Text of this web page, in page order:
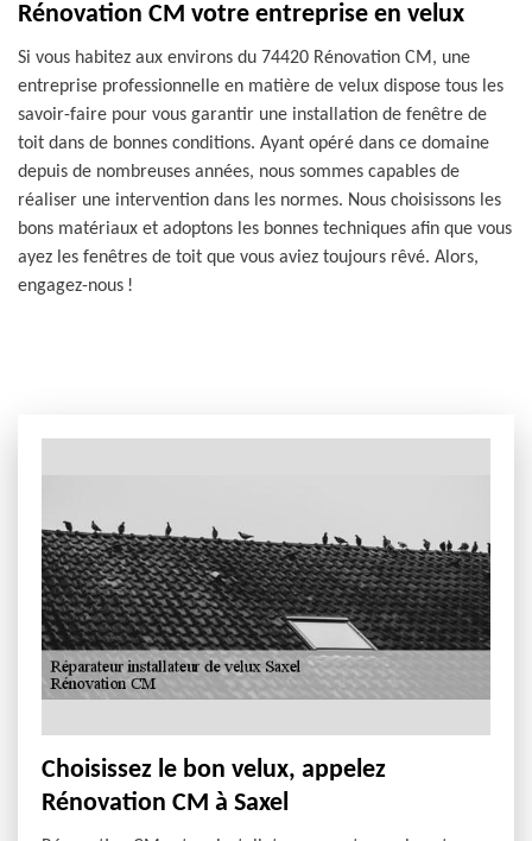
Rénovation CM votre entreprise en velux
Si vous habitez aux environs du 74420 Rénovation CM, une
entreprise professionnelle en matière de velux dispose tous les
savoir-faire pour vous garantir une installation de fenêtre de
toit dans de bonnes conditions. Ayant opéré dans ce domaine
depuis de nombreuses années, nous sommes capables de
réaliser une intervention dans les normes. Nous choisissons les
bons matériaux et adoptons les bonnes techniques afin que vous
ayez les fenêtres de toit que vous aviez toujours rêvé. Alors,
engagez-nous !
Choisissez le bon velux, appelez
Rénovation CM à Saxel